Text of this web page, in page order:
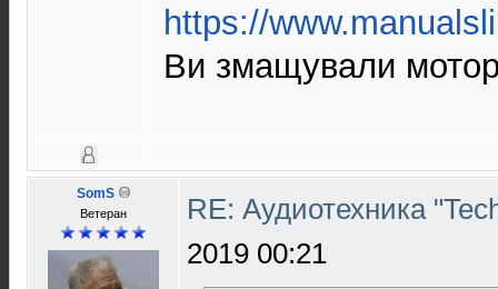
https://
Ви змащували
SomS
Ветеран
RE: Аудиотехника
2019 00:21